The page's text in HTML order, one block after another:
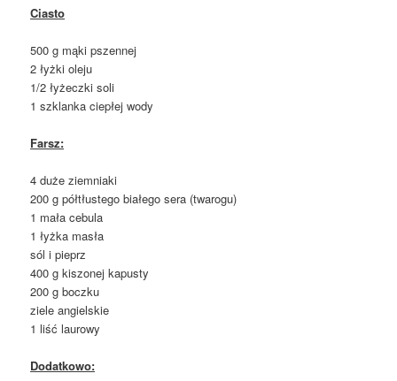
Ciasto
500 g mąki pszennej
2 łyżki oleju
1/2 łyżeczki soli
1 szklanka ciepłej wody
Farsz:
4 duże ziemniaki
200 g półtłustego białego sera (twarogu)
1 mała cebula
1 łyżka masła
sól i pieprz
400 g kiszonej kapusty
200 g boczku
ziele angielskie
1 liść laurowy
Dodatkowo: